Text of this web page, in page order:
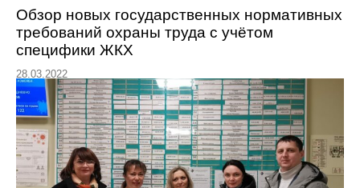
Обзор новых государственных нормативных
требований охраны труда с учётом
специфики ЖКХ
28.03.2022